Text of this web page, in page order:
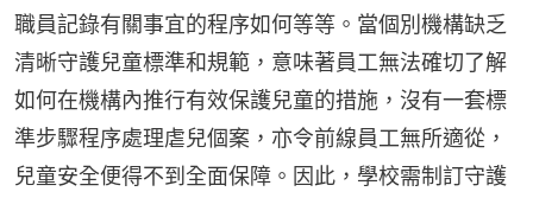
職員記錄有關事宜的程序如何等等。當個別機構缺乏
清晰守護兒童標準和規範，意味著員工無法確切了解
如何在機構內推行有效保護兒童的措施，沒有一套標
準步驟程序處理虐兒個案，亦令前線員工無所適從，
兒童安全便得不到全面保障。因此，學校需制訂守護